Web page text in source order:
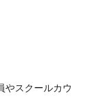
やスクールカウ